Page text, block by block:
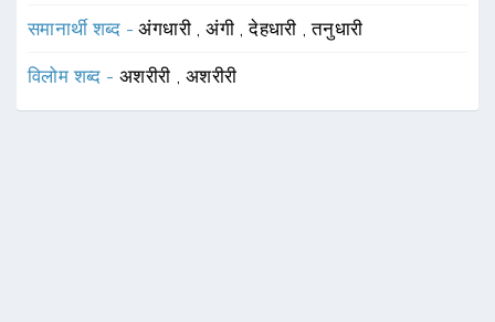
समानार्थी शब्द -अंगधारी ,अंगी ,देहधारी ,तनुधारी
विलोम शब्द - अशरीरी , अशरीरी